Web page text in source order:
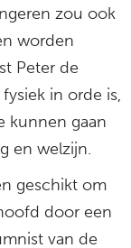
zou ook
worden
Peter de
in orde is,
kunnen gaan
en welzijn.
geschikt om
door een
van de